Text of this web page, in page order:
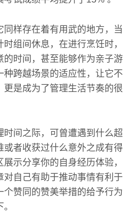
样存在着有用武的地方，当
组间休息，在进行烹饪时，
的时间，甚至能够作为亲子游
种跨越场景的适应性，让它不
更是成为了管理生活节奏的很
时间之际，可曾遭遇到什么超
或者收获过什么意外之成有得
示分享你的自身经历体验，
对自己有助于推动事情有利于
个赞同的赞美举措的给予行为